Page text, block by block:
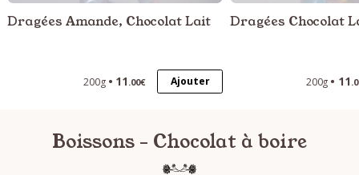
Dragées Amande, Chocolat Lait
200g 11 .00€ Ajouter
Dragées Chocolat
200g 11
Boissons - Chocolat à boire